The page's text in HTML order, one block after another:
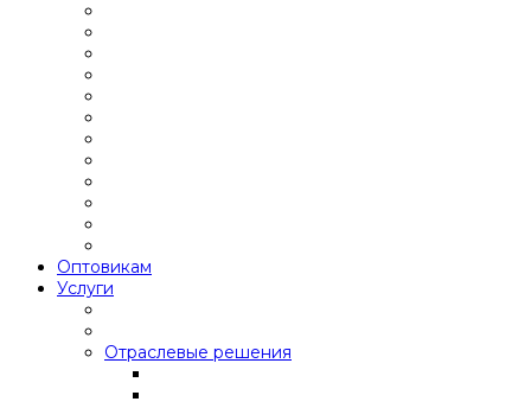
Оптовикам
Услуги
Отраслевые решения